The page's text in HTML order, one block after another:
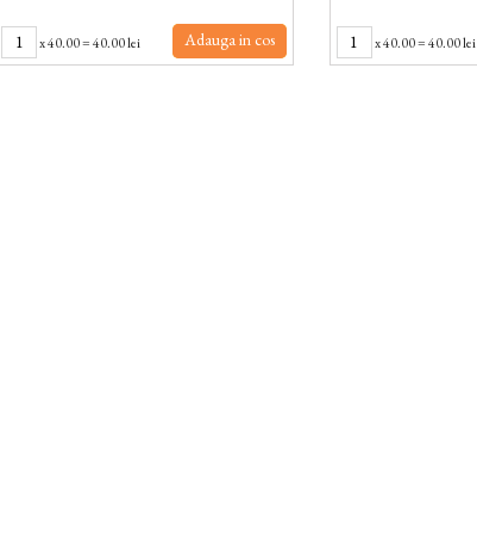
x40.00=40.00 lei Adauga in cos x40.00=40.00 lei